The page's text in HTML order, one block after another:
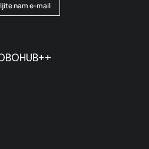
nam e-mail